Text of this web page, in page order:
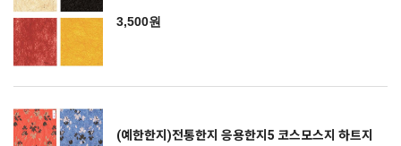
3,500원
(예한한지)전통한지 응용한지5 코스모스지 하트지